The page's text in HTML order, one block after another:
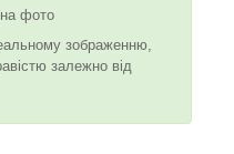
фото
зображенню,
залежно від